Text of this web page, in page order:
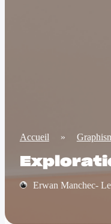
Accueil »
Erwan Manchec-